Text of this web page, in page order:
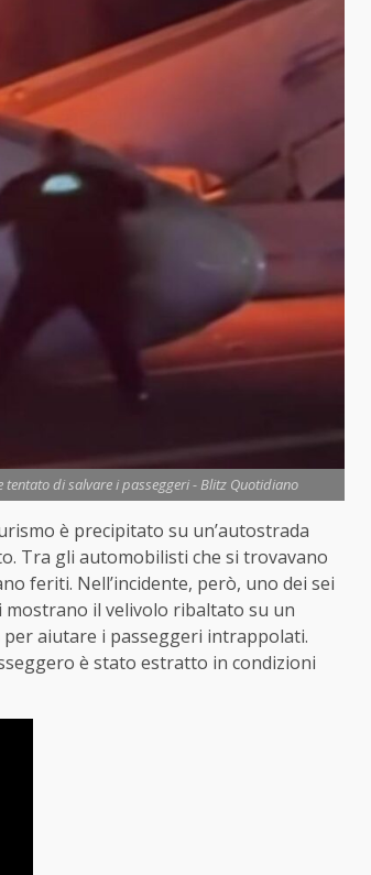
di salvare i passeggeri - Blitz Quotidiano
è precipitato su un’autostrada
Tra gli automobilisti che si trovavano
feriti. Nell’incidente, però, uno dei sei
il velivolo ribaltato su un
aiutare i passeggeri intrappolati.
è stato estratto in condizioni